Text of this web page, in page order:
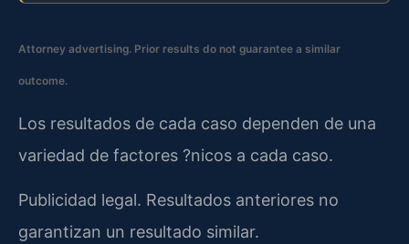
Attorney advertising. Prior results do not guarantee a similar
outcome.
Los resultados de cada caso dependen de una
variedad de factores ?nicos a cada caso.
Publicidad legal. Resultados anteriores no
garantizan un resultado similar.